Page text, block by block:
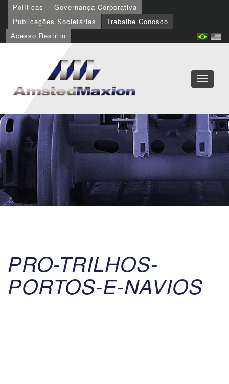
Políticas
Governança Corporativa
Publicações Societárias
Trabalhe Conosco
Acesso Restrito
PRO-TRILHOS-
PORTOS-E-NAVIOS